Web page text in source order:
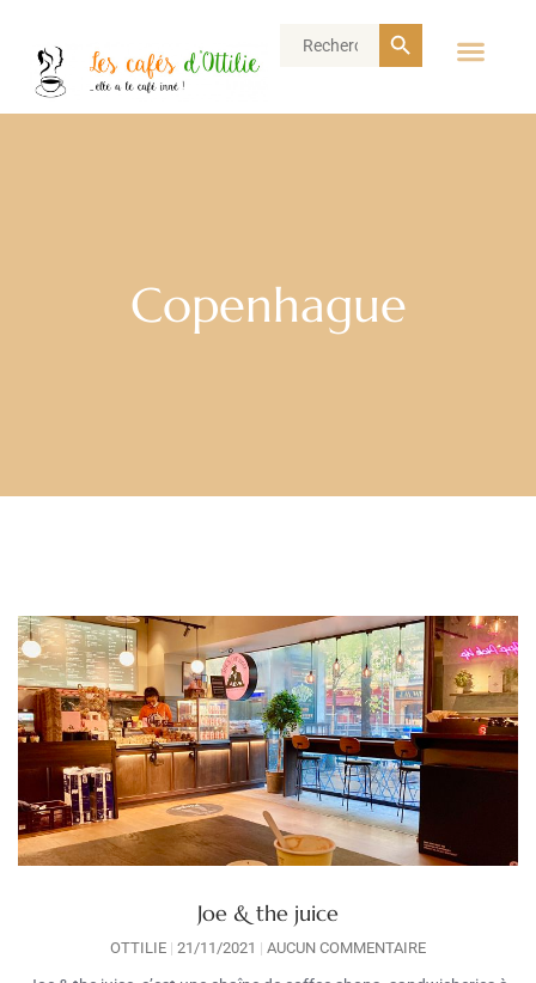
Search
Search Button
Copenhague
Joe & the juice
OTTILIE 21/11/2021 AUCUN COMMENTAIRE